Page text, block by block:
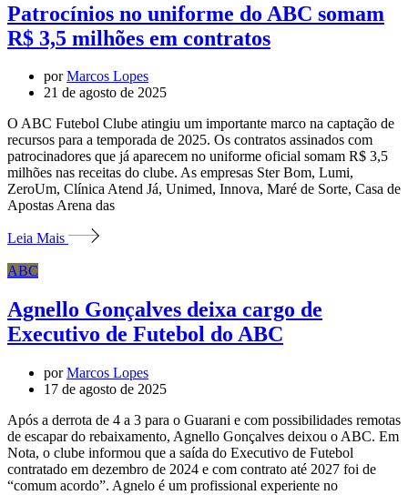
Patrocínios no uniforme do ABC somam
R$ 3,5 milhões em contratos
porMarcos Lopes
21 de agosto de 2025
O ABC Futebol Clube atingiu um importante marco na captação de
recursos para a temporada de 2025. Os contratos assinados com
patrocinadores que já aparecem no uniforme oficial somam R$ 3,5
milhões nas receitas do clube. As empresas Ster Bom, Lumi,
ZeroUm, Clínica Atend Já, Unimed, Innova, Maré de Sorte, Casa de
Apostas Arena das
Leia Mais
ABC
Agnello Gonçalves deixa cargo de
Executivo de Futebol do ABC
porMarcos Lopes
17 de agosto de 2025
Após a derrota de 4 a 3 para o Guarani e com possibilidades remotas
de escapar do rebaixamento, Agnello Gonçalves deixou o ABC. Em
Nota, o clube informou que a saída do Executivo de Futebol
contratado em dezembro de 2024 e com contrato até 2027 foi de
“comum acordo”. Agnelo é um profissional experiente no